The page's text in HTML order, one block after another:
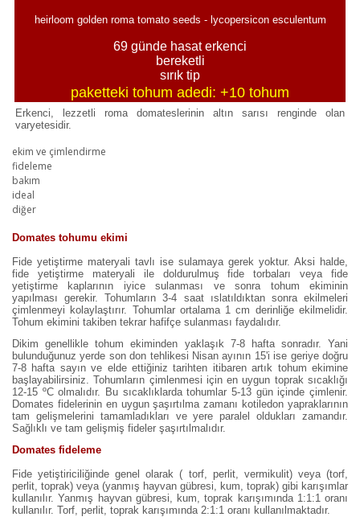
heirloom golden roma tomato seeds - lycopersicon esculentum
69 günde hasat erkenci
bereketli
sırık tip
paketteki tohum adedi: +10 tohum
Erkenci, lezzetli roma domateslerinin altın sarısı renginde olan
varyetesidir.
ekim ve çimlendirme
fideleme
bakım
ideal
diğer
Domates tohumu ekimi
Fide yetiştirme materyali tavlı ise sulamaya gerek yoktur. Aksi halde,
fide yetiştirme materyali ile doldurulmuş fide torbaları veya fide
yetiştirme kaplarının iyice sulanması ve sonra tohum ekiminin
yapılması gerekir. Tohumların 3-4 saat ıslatıldıktan sonra ekilmeleri
çimlenmeyi kolaylaştırır. Tohumlar ortalama 1 cm derinliğe ekilmelidir.
Tohum ekimini takiben tekrar hafifçe sulanması faydalıdır.
Dikim genellikle tohum ekiminden yaklaşık 7-8 hafta sonradır. Yani
bulunduğunuz yerde son don tehlikesi Nisan ayının 15'i ise geriye doğru
7-8 hafta sayın ve elde ettiğiniz tarihten itibaren artık tohum ekimine
başlayabilirsiniz. Tohumların çimlenmesi için en uygun toprak sıcaklığı
12-15 ºC olmalıdır. Bu sıcaklıklarda tohumlar 5-13 gün içinde çimlenir.
Domates fidelerinin en uygun şaşırtılma zamanı kotiledon yapraklarının
tam gelişmelerini tamamladıkları ve yere paralel oldukları zamandır.
Sağlıklı ve tam gelişmiş fideler şaşırtılmalıdır.
Domates fideleme
Fide yetiştiriciliğinde genel olarak ( torf, perlit, vermikulit) veya (torf,
perlit, toprak) veya (yanmış hayvan gübresi, kum, toprak) gibi karışımlar
kullanılır. Yanmış hayvan gübresi, kum, toprak karışımında 1:1:1 oranı
kullanılır. Torf, perlit, toprak karışımında 2:1:1 oranı kullanılmaktadır.